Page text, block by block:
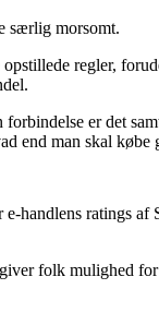
særlig morsomt.
regler,
er det
end man skal købe
handlens ratings
folk mulighed